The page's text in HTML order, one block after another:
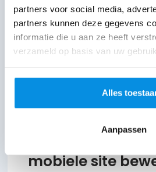
partners voor social media,
partners kunnen deze gegevens
informatie die u aan ze heeft
verzameld op basis van uw
Alles
Aanpassen
met Joep en krijg
antwoord op al jouw
vragen!
mobiele site